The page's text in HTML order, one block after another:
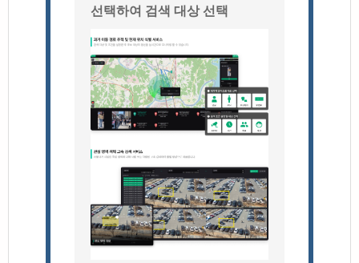
선택하여 검색 대상 선택